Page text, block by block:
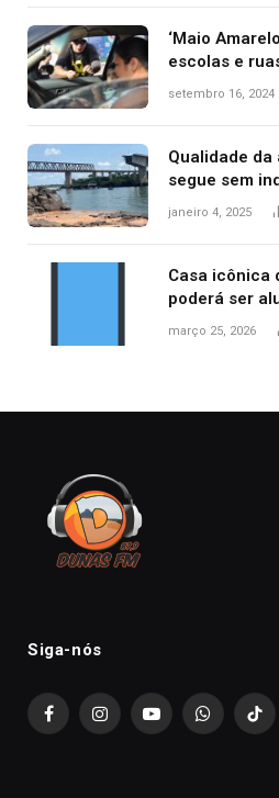
‘Maio
escolas e
acidentes no
setembro 16, 2024
Qualidade
segue sem
desabamento
janeiro 4, 2025
Casa icônica
poderá ser
março 25, 2026
Siga-nós
FacebookInstagramYouTubeWhatsApp